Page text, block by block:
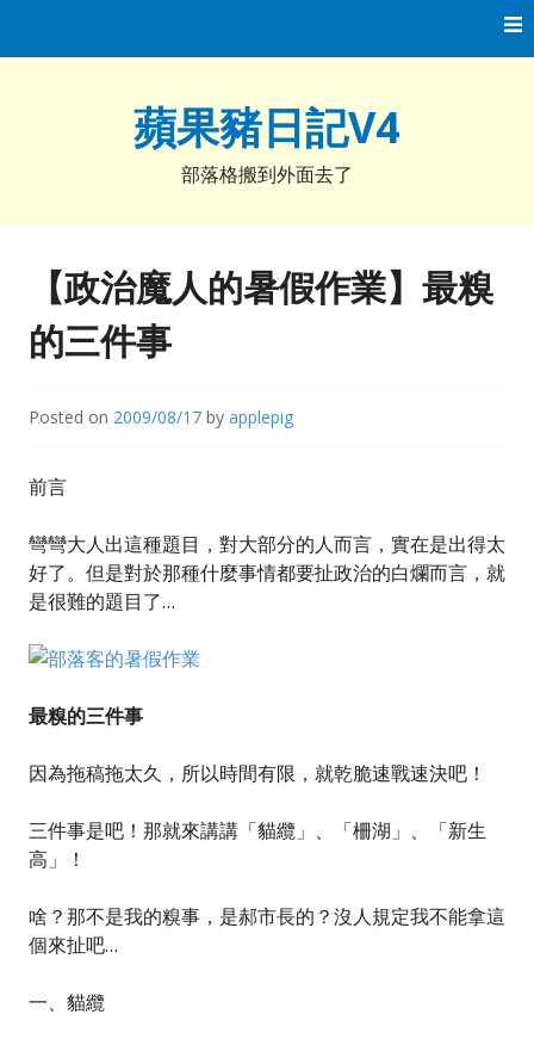
蘋果豬日記V4
部落格搬到外面去了
【政治魔人的暑假作業】最糗
的三件事
Posted on 2009/08/17 by applepig
前言
彎彎大人出這種題目，對大部分的人而言，實在是出得太
好了。但是對於那種什麼事情都要扯政治的白爛而言，就
是很難的題目了…
最糗的三件事
因為拖稿拖太久，所以時間有限，就乾脆速戰速決吧！
三件事是吧！那就來講講「貓纜」、「柵湖」、「新生
高」！
啥？那不是我的糗事，是郝市長的？沒人規定我不能拿這
個來扯吧…
一、貓纜